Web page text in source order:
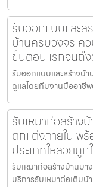
รับออกแบบและส
บ้านครบวงจร ค
ขั้นตอนแรกจนถึ
รับออกแบบและสร้างบ้
ดูแลโดยทีมงานมืออาชี
รับเหมาก่อสร้าง
ตกแต่งภายใน พ
ประเภทให้สวยถู
รับเหมาก่อสร้างบ้านบ
บริการรับเหมาต่อเติมบ้